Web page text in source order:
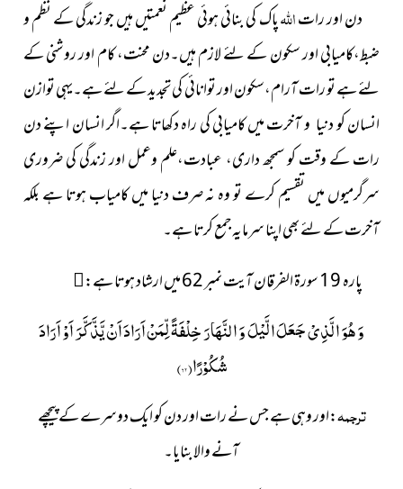
دن اور راتاللہپاک کی بنائی ہوئی عظیم نعمتیں ہیں جو زندگی کے نظم و
ضبط،کامیابی اور سکون کے لئے لازم ہیں۔دن محنت، کام اور روشنی کے
لئے ہے تو رات آرام،سکون اور توانائی کی تجدید کے لئے ہے۔یہی توازن
انسان کو دنیا و آخرت میں کامیابی کی راہ دکھاتا ہے۔اگر انسان اپنے دن
رات کے وقت کو سمجھ داری، عبادت،علم وعمل اور زندگی کی ضروری
سرگرمیوں میں تقسیم کرے تو وہ نہ صرف دنیا میں کامیاب ہوتا ہے بلکہ
آخرت کے لئے بھی اپنا سرمایہ جمع کرتا ہے۔
پارہ 19 سورۃ الفرقان آیت نمبر 62 میں ارشاد ہوتا ہے:

وَ هُوَ الَّذِیْ جَعَلَ الَّیْلَ وَ النَّهَارَ خِلْفَةً لِّمَنْ اَرَادَ اَنْ یَّذَّكَّرَ اَوْ اَرَادَ
شُكُوْرًا(۶۲)
ترجمہ:اور وہی ہے جس نے رات اور دن کو ایک دوسرے کے پیچھے
آنے والا بنایا۔